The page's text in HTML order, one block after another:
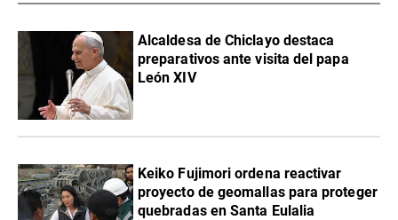
Alcaldesa de Chiclayo destaca
preparativos ante visita del papa
León XIV
Keiko Fujimori ordena reactivar
proyecto de geomallas para proteger
quebradas en Santa Eulalia